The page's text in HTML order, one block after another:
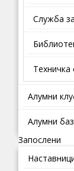
Служба
Техничка
Алумни
Алумни
Запослени